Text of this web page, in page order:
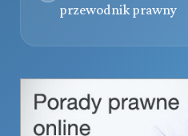
przewodnik prawny